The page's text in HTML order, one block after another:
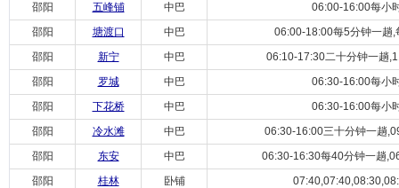
邵阳
五峰铺 中巴
06:00-16:00每小
邵阳
塘渡口 中巴
06:00-18:00每5分钟一趟,
邵阳
新宁 中巴
06:10-17:30二十分钟一趟
邵阳
罗城 中巴
06:30-16:00每小
邵阳
下花桥 中巴
06:30-16:00每小
邵阳
冷水滩 中巴
06:30-16:00三十分钟一趟
邵阳
东安 中巴
06:30-16:30每40分钟一趟
邵阳
桂林 卧铺